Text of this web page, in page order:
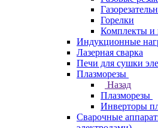
Горелки
Комплекты и
Индукционные
Лазерная сварка
Печи для сушки
Плазморезы
Назад
Плазморезы
Инверторы
Сварочные